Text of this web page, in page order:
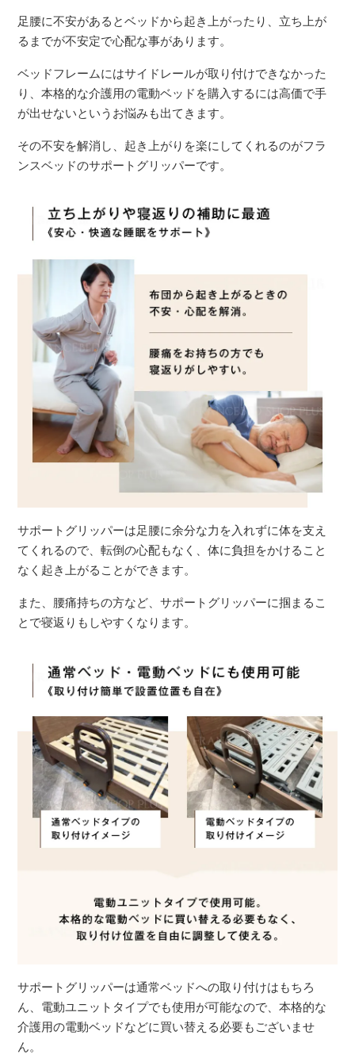
足腰に不安があるとベッドから起き上がったり、立ち上が
るまでが不安定で心配な事があります。
ベッドフレームにはサイドレールが取り付けできなかった
り、本格的な介護用の電動ベッドを購入するには高価で手
が出せないというお悩みも出てきます。
その不安を解消し、起き上がりを楽にしてくれるのがフラ
ンスベッドのサポートグリッパーです。
サポートグリッパーは足腰に余分な力を入れずに体を支え
てくれるので、転倒の心配もなく、体に負担をかけること
なく起き上がることができます。
また、腰痛持ちの方など、サポートグリッパーに掴まるこ
とで寝返りもしやすくなります。
サポートグリッパーは通常ベッドへの取り付けはもちろ
ん、電動ユニットタイプでも使用が可能なので、本格的な
介護用の電動ベッドなどに買い替える必要もございませ
ん。